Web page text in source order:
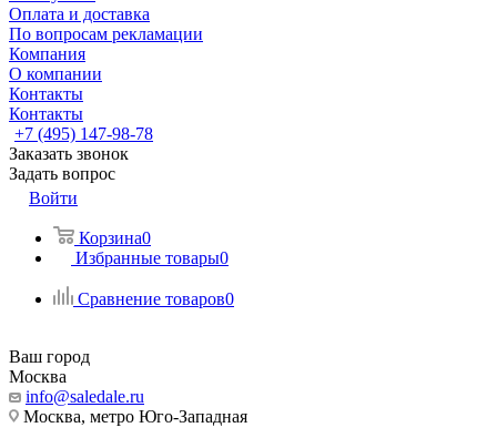
Оплата и доставка
По вопросам рекламации
Компания
О компании
Контакты
Контакты
+7 (495) 147-98-78
Заказать звонок
Задать вопрос
Войти
Корзина0
Избранные товары0
Сравнение товаров0
Ваш город
Москва
info@saledale.ru
Москва, метро Юго-Западная